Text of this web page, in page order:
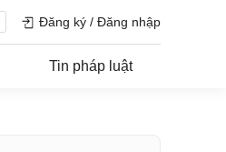
Đăng ký / Đăng nhập
Tin pháp luật